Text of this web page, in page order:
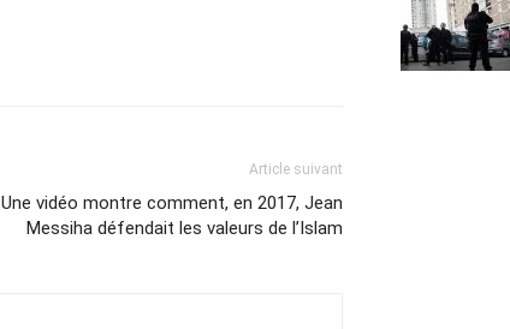
Article suivant
Une vidéo montre comment, en 2017, Jean
Messiha défendait les valeurs de l’Islam